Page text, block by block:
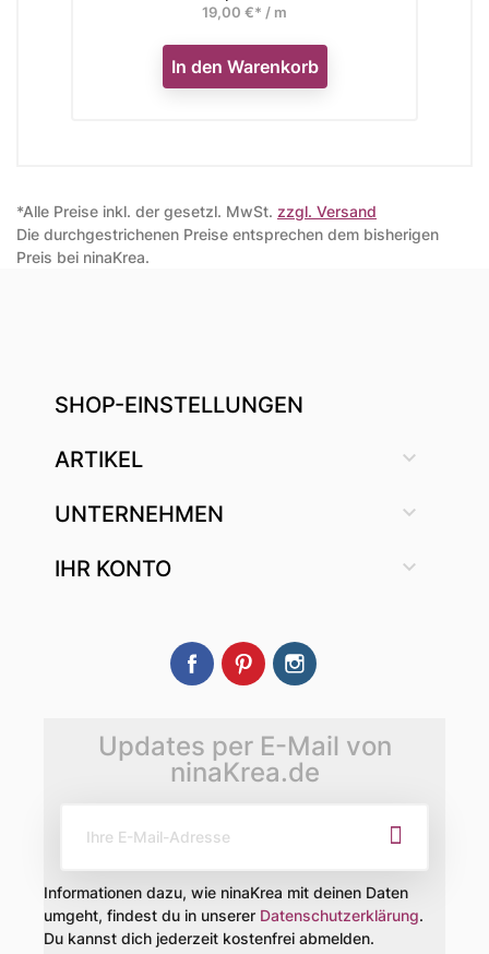
19,00 €* / m
In den Warenkorb
*Alle Preise inkl. der gesetzl. MwSt. zzgl. Versand
Die durchgestrichenen Preise entsprechen dem bisherigen
Preis bei ninaKrea.
SHOP-EINSTELLUNGEN
ARTIKEL 
UNTERNEHMEN 
IHR KONTO 
FacebookPinterest
Updates per E-Mail von
ninaKrea.de
Informationen dazu, wie ninaKrea mit deinen Daten
umgeht, findest du in unserer Datenschutzerklärung.
Du kannst dich jederzeit kostenfrei abmelden.